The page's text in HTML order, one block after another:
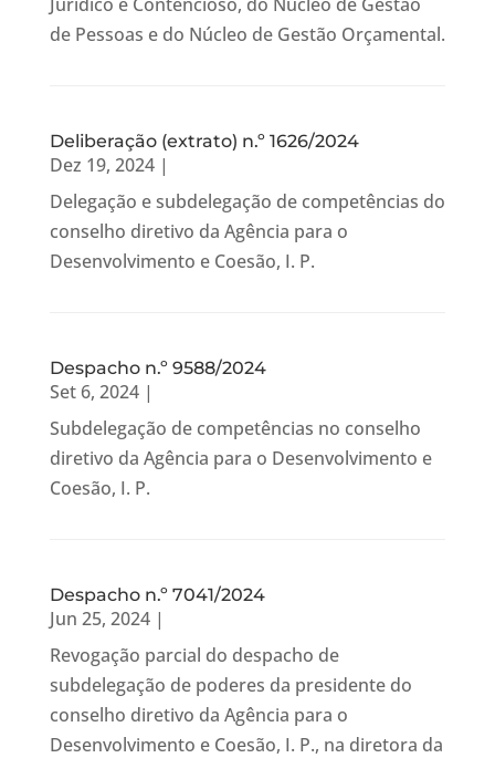
de Pessoas e do Núcleo de Gestão Orçamental.
Deliberação (extrato) n.º 1626/2024
Dez 19, 2024|
Delegação e subdelegação de competências do
conselho diretivo da Agência para o
Desenvolvimento e Coesão, I. P.
Despacho n.º 9588/2024
Set 6, 2024|
Subdelegação de competências no conselho
diretivo da Agência para o Desenvolvimento e
Coesão, I. P.
Despacho n.º 7041/2024
Jun 25, 2024|
Revogação parcial do despacho de
subdelegação de poderes da presidente do
conselho diretivo da Agência para o
Desenvolvimento e Coesão, I. P., na diretora da